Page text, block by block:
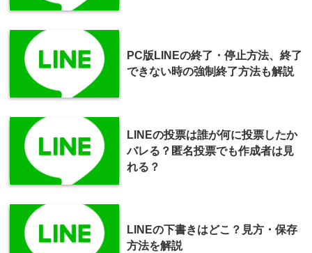
PC版LINEの終了・停止方法、終了
できない時の強制終了方法も解説
LINEの投票は誰が何に投票したか
バレる？匿名投票でも作成者は見
れる？
LINEの下書きはどこ？見方・保存
方法を解説